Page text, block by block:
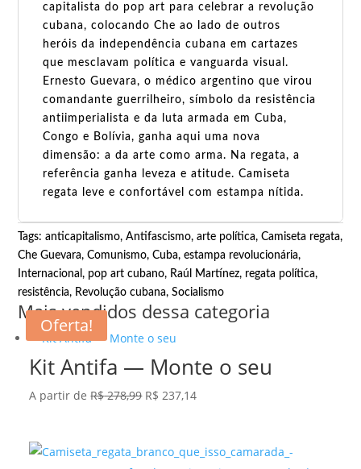
capitalista do pop art para celebrar a revolução
cubana, colocando Che ao lado de outros
heróis da independência cubana em cartazes
que mesclavam política e vanguarda visual.
Ernesto Guevara, o médico argentino que virou
comandante guerrilheiro, símbolo da resistência
antiimperialista e da luta armada em Cuba,
Congo e Bolívia, ganha aqui uma nova
dimensão: a da arte como arma. Na regata, a
referência ganha leveza e atitude. Camiseta
regata leve e confortável com estampa nítida.
Tags:anticapitalismo,Antifascismo,arte política,Camiseta regata,
Che Guevara,Comunismo,Cuba,estampa revolucionária,
Internacional, pop art cubano, Raúl Martínez, regata política,
resistência, Revolução cubana,Socialismo
Mais vendidos dessa categoria
Oferta!
Kit Antifa — Monte o seu
A partir deR$278,99 O
era:
R$ 237,14O
é: